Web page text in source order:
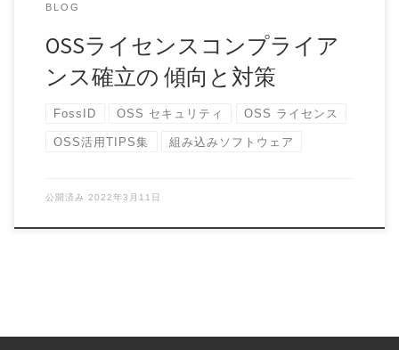
BLOG
OSSライセンスコンプライア
ンス確立の 傾向と対策
FossID OSS セキュリティ OSS ライセンス
OSS活用TIPS集 組み込みソフトウェア
公開済み 2022年3月11日